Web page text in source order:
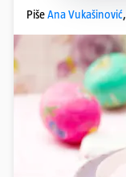
PišeAna Vukašinović,